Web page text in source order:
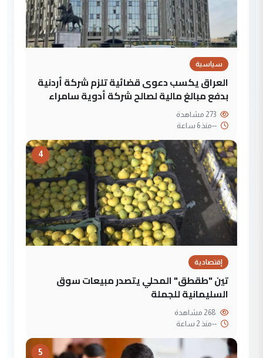
سياسية
العراق يكسب دعوى قضائية تلزم شركة أردنية
بدفع مبالغ مالية لصالح شركة أدوية سامراء
--منذ 6 ساعة
4
إقتصادية
تين "طقطق" المحلي يتصدر مبيعات سوق
السليمانية للجملة
--منذ 2 ساعة
5